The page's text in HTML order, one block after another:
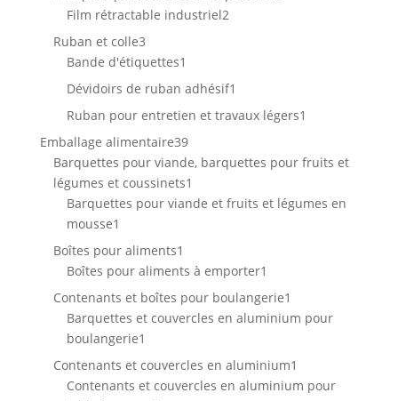
Film rétractable industriel22
Ruban et colle33
produits
Bande d'étiquettes1
produit
Dévidoirs de ruban adhésif1
produit
Ruban pour entretien et travaux légers1
Emballage alimentaire3939
produits
Barquettes pour viande, barquettes pour fruits et
légumes et coussinets1
produit
Barquettes pour viande et fruits et légumes en
mousse1
produit
Boîtes pour aliments1
produit
Boîtes pour aliments à emporter1
produit
Contenants et boîtes pour boulangerie1
produit
Barquettes et couvercles en aluminium pour
boulangerie1
produit
Contenants et couvercles en aluminium1
produit
Contenants et couvercles en aluminium pour